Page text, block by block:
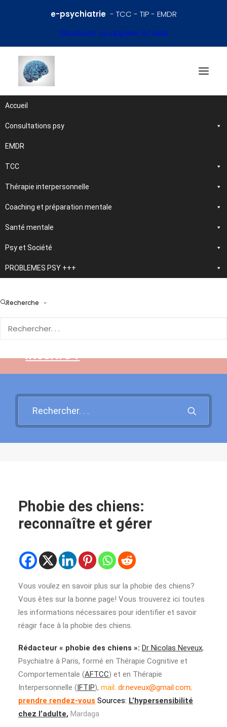
e-psychiatrie- TCC - TIP - EMDR
Situations où appeler à l’aide
Accueil
Consultations psy
EMDR
TCC
Thérapie interpersonnelle
Coaching et préparation mentale
Santé mentale
Psy et Société
PROBLEMES PSY +++
Recherche
et santé mentale
Traitements et
psychothérapies
nouvelle application
Rendez-vous sur cette page
inscrire !
Phobie des chiens:
reconnaître et gérer
Vous voulez en savoir plus sur la phobie des chiens?
Vous êtes sur la bonne page! Vous trouverez ici toutes
les informations nécessaires pour identifier et savoir
réagir face à la phobie des chiens.
Rédacteur « phobie des chiens »: Dr Nicolas Neveux,
Psychiatre à Paris, formé en Thérapie Cognitive et
Comportementale (AFTCC) et en Thérapie
Interpersonnelle (IFTIP), mail: dr.neveux@gmail.com;
prendre rendez-vous Sources: L’hypersensibilité
chez l’adulte, Mardaga